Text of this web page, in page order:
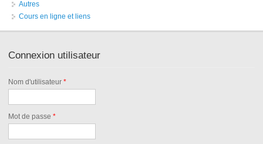
Autres
Cours en ligne et liens
Connexion utilisateur
Nom d'utilisateur*
Mot de passe*